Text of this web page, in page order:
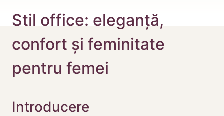
Stil office: eleganță,
confort și feminitate
pentru femei
Introducere